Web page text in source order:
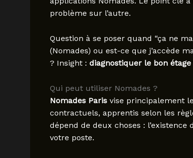
problème sur l’autre.
Question à se poser quand “ça ne
(Nomades) ou est-ce que j’accède
? Insight : diagnostiquer le bon
Qui peut utiliser Nomades ?
Nomades Parisvise principalement
contractuels, apprentis selon les
dépend de deux choses : l’existence
votre poste.